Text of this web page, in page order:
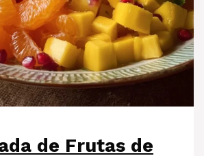
de Frutas de